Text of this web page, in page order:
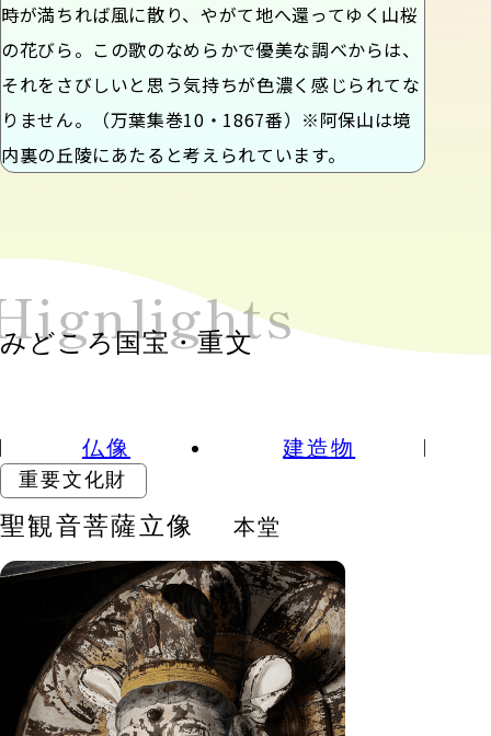
時が満ちれば風に散り、やがて地へ還ってゆく山桜
の花びら。この歌のなめらかで優美な調べからは、
それをさびしいと思う気持ちが色濃く感じられてな
りません。（万葉集巻10・1867番）※阿保山は境
内裏の丘陵にあたると考えられています。
みどころ国宝・重文
lights
仏像 建造物
重要文化財
聖観音菩薩立像 本堂